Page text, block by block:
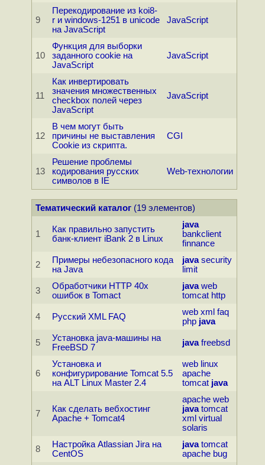
9
Перекодирование из koi8-
r и windows-1251 в unicode
на JavaScript
JavaScript
10
Функция для выборки
заданного cookie на
JavaScript
JavaScript
11
Как инвертировать
значения множественных
checkbox полей через
JavaScript
JavaScript
12
В чем могут быть
причины не выставления
Cookie из скрипта.
CGI
13
Решение проблемы
кодирования русских
символов в IE
Web-технологии
Тематический каталог(19 элементов)
1
Как правильно запустить
банк-клиент iBank 2 в Linux
java
bankclient
finnance
2
Примеры небезопасного кода
на Java
java security
limit
3
Обработчики HTTP 40x
ошибок в Tomact
java web
tomcat http
4 Русский XML FAQ web xml faq
php java
5
Установка java-машины на
FreeBSD 7
java freebsd
6
Установка и
конфигурирование Tomcat 5.5
на ALT Linux Master 2.4
web linux
apache
tomcat java
7
Как сделать вебхостинг
Apache + Tomcat4
apache web
java tomcat
xml virtual
solaris
8
Настройка Atlassian Jira на
CentOS
java tomcat
apache bug